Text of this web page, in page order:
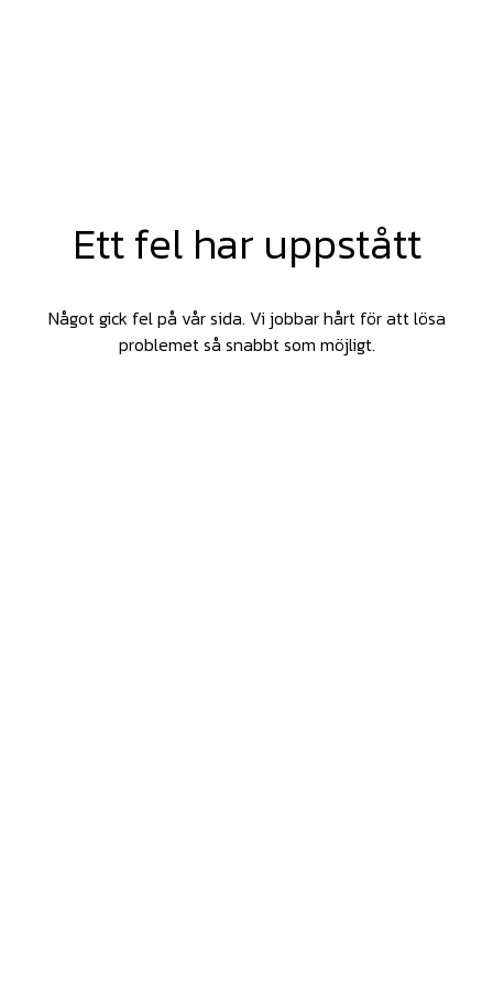
Ett fel har uppstått
Något gick fel på vår sida. Vi jobbar hårt för att lösa
problemet så snabbt som möjligt.